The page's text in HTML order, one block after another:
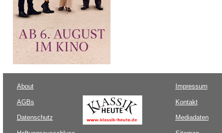
About
AGBs
Datenschutz
Impressum
Kontakt
Mediadaten